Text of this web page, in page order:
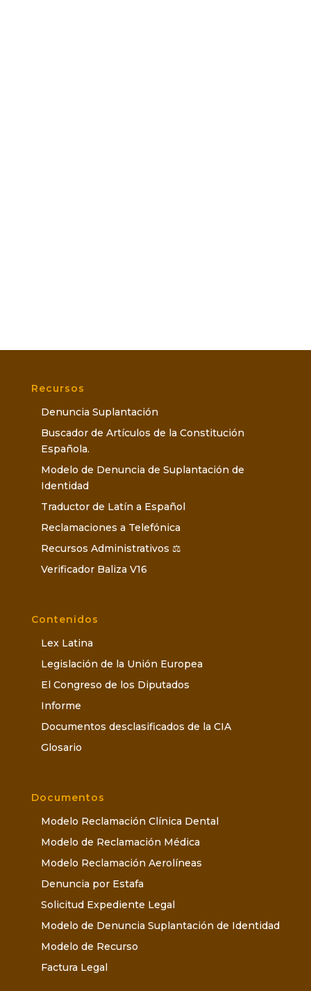
Recursos
Denuncia Suplantación
Buscador de Artículos de la Constitución
Española.
Modelo de Denuncia de Suplantación de
Identidad
Traductor de Latín a Español
Reclamaciones a Telefónica
Recursos Administrativos ⚖️
Verificador Baliza V16
Contenidos
Lex Latina
Legislación de la Unión Europea
El Congreso de los Diputados
Informe
Documentos desclasificados de la CIA
Glosario
Documentos
Modelo Reclamación Clínica Dental
Modelo de Reclamación Médica
Modelo Reclamación Aerolíneas
Denuncia por Estafa
Solicitud Expediente Legal
Modelo de Denuncia Suplantación de Identidad
Modelo de Recurso
Factura Legal